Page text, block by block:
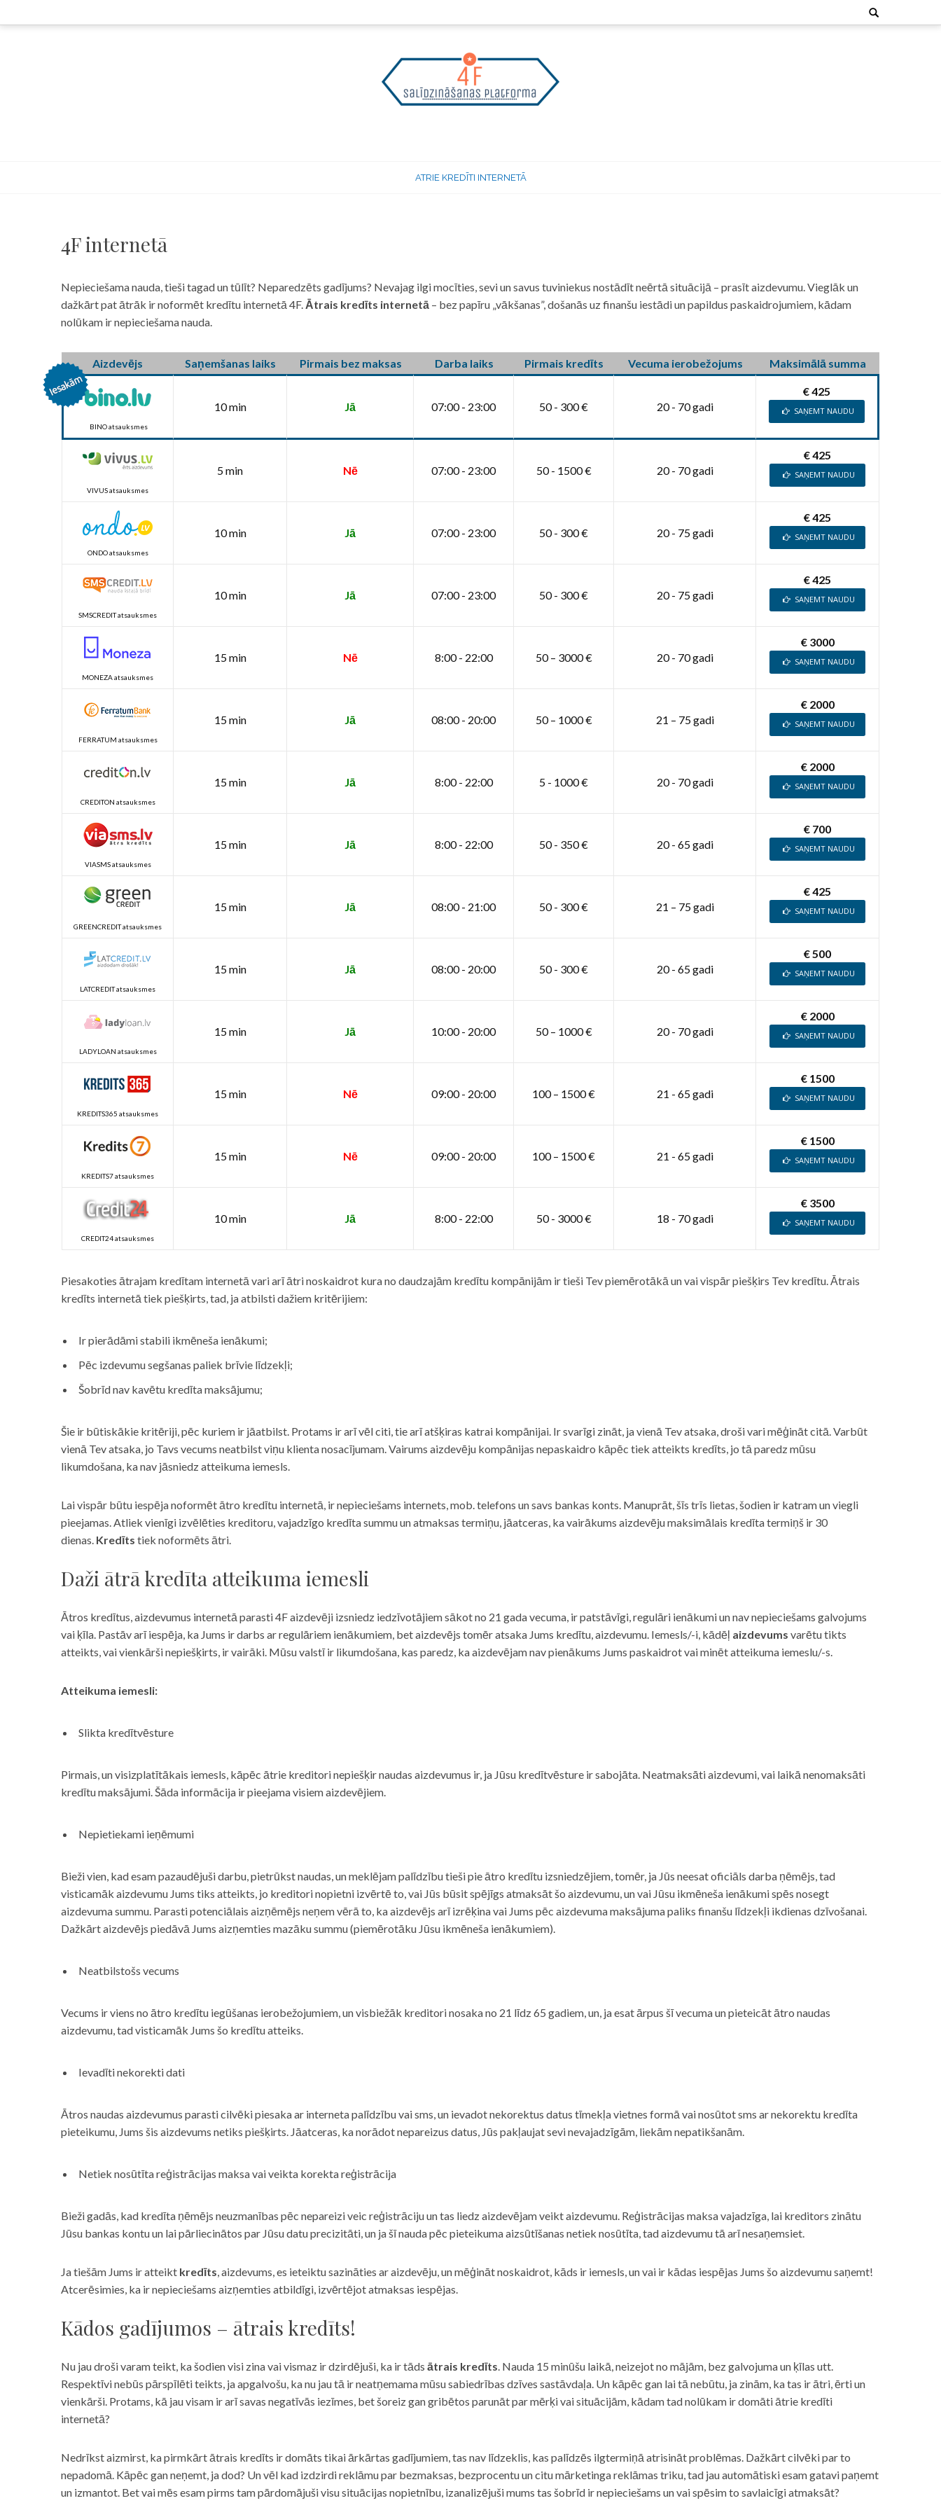
to
Search
for:
ATRIE KREDĪTI INTERNETĀ
4F internetā
Nepieciešama nauda, tieši tagad un tūlīt? Neparedzēts gadījums? Nevajag ilgi mocīties, sevi un savus tuviniekus nostādīt neērtā situācijā – prasīt aizdevumu. Vieglāk un
dažkārt pat ātrāk ir noformēt kredītu internetā 4F. Ātrais kredīts internetā – bez papīru „vākšanas”, došanās uz finanšu iestādi un papildus paskaidrojumiem, kādam
nolūkam ir nepieciešama nauda.
Aizdevējs Saņemšanas laiks Pirmais bez maksas Darba laiks Pirmais kredīts Vecuma ierobežojums Maksimālā summa
BINO atsauksmes
10 min Jā 07:00 - 23:00 50 - 300 € 20 - 70 gadi
€ 425
SAŅEMT NAUDU
VIVUS atsauksmes
5 min Nē 07:00 - 23:00 50 - 1500 € 20 - 70 gadi
€ 425
SAŅEMT NAUDU
ONDO atsauksmes
10 min Jā 07:00 - 23:00 50 - 300 € 20 - 75 gadi
€ 425
SAŅEMT NAUDU
SMSCREDIT atsauksmes
10 min Jā 07:00 - 23:00 50 - 300 € 20 - 75 gadi
€ 425
SAŅEMT NAUDU
MONEZA atsauksmes
15 min Nē 8:00 - 22:00 50 – 3000 € 20 - 70 gadi
€ 3000
SAŅEMT NAUDU
FERRATUM atsauksmes
15 min Jā 08:00 - 20:00 50 – 1000 € 21 – 75 gadi
€ 2000
SAŅEMT NAUDU
CREDITON atsauksmes
15 min Jā 8:00 - 22:00 5 - 1000 € 20 - 70 gadi
€ 2000
SAŅEMT NAUDU
VIASMS atsauksmes
15 min Jā 8:00 - 22:00 50 - 350 € 20 - 65 gadi
€ 700
SAŅEMT NAUDU
GREENCREDIT atsauksmes
15 min Jā 08:00 - 21:00 50 - 300 € 21 – 75 gadi
€ 425
SAŅEMT NAUDU
LATCREDIT atsauksmes
15 min Jā 08:00 - 20:00 50 - 300 € 20 - 65 gadi
€ 500
SAŅEMT NAUDU
LADYLOAN atsauksmes
15 min Jā 10:00 - 20:00 50 – 1000 € 20 - 70 gadi
€ 2000
SAŅEMT NAUDU
KREDITS365 atsauksmes
15 min Nē 09:00 - 20:00 100 – 1500 € 21 - 65 gadi
€ 1500
SAŅEMT NAUDU
KREDITS7 atsauksmes
15 min Nē 09:00 - 20:00 100 – 1500 € 21 - 65 gadi
€ 1500
SAŅEMT NAUDU
CREDIT24 atsauksmes
10 min Jā 8:00 - 22:00 50 - 3000 € 18 - 70 gadi
€ 3500
SAŅEMT NAUDU
Piesakoties ātrajam kredītam internetā vari arī ātri noskaidrot kura no daudzajām kredītu kompānijām ir tieši Tev piemērotākā un vai vispār piešķirs Tev kredītu. Ātrais
kredīts internetā tiek piešķirts, tad, ja atbilsti dažiem kritērijiem:
Ir pierādāmi stabili ikmēneša ienākumi;
Pēc izdevumu segšanas paliek brīvie līdzekļi;
Šobrīd nav kavētu kredīta maksājumu;
Šie ir būtiskākie kritēriji, pēc kuriem ir jāatbilst. Protams ir arī vēl citi, tie arī atšķiras katrai kompānijai. Ir svarīgi zināt, ja vienā Tev atsaka, droši vari mēģināt citā. Varbūt
vienā Tev atsaka, jo Tavs vecums neatbilst viņu klienta nosacījumam. Vairums aizdevēju kompānijas nepaskaidro kāpēc tiek atteikts kredīts, jo tā paredz mūsu
likumdošana, ka nav jāsniedz atteikuma iemesls.
Lai vispār būtu iespēja noformēt ātro kredītu internetā, ir nepieciešams internets, mob. telefons un savs bankas konts. Manuprāt, šīs trīs lietas, šodien ir katram un viegli
pieejamas. Atliek vienīgi izvēlēties kreditoru, vajadzīgo kredīta summu un atmaksas termiņu, jāatceras, ka vairākums aizdevēju maksimālais kredīta termiņš ir 30
dienas. Kredīts tiek noformēts ātri.
Daži ātrā kredīta atteikuma iemesli
Ātros kredītus, aizdevumus internetā parasti 4F aizdevēji izsniedz iedzīvotājiem sākot no 21 gada vecuma, ir patstāvīgi, regulāri ienākumi un nav nepieciešams galvojums
vai ķīla. Pastāv arī iespēja, ka Jums ir darbs ar regulāriem ienākumiem, bet aizdevējs tomēr atsaka Jums kredītu, aizdevumu. Iemesls/-i, kādēļ aizdevums varētu tikts
atteikts, vai vienkārši nepiešķirts, ir vairāki. Mūsu valstī ir likumdošana, kas paredz, ka aizdevējam nav pienākums Jums paskaidrot vai minēt atteikuma iemeslu/-s.
Atteikuma iemesli:
Slikta kredītvēsture
Pirmais, un visizplatītākais iemesls, kāpēc ātrie kreditori nepiešķir naudas aizdevumus ir, ja Jūsu kredītvēsture ir sabojāta. Neatmaksāti aizdevumi, vai laikā nenomaksāti
kredītu maksājumi. Šāda informācija ir pieejama visiem aizdevējiem.
Nepietiekami ieņēmumi
Bieži vien, kad esam pazaudējuši darbu, pietrūkst naudas, un meklējam palīdzību tieši pie ātro kredītu izsniedzējiem, tomēr, ja Jūs neesat oficiāls darba ņēmējs, tad
visticamāk aizdevumu Jums tiks atteikts, jo kreditori nopietni izvērtē to, vai Jūs būsit spējīgs atmaksāt šo aizdevumu, un vai Jūsu ikmēneša ienākumi spēs nosegt
aizdevuma summu. Parasti potenciālais aizņēmējs neņem vērā to, ka aizdevējs arī izrēķina vai Jums pēc aizdevuma maksājuma paliks finanšu līdzekļi ikdienas dzīvošanai.
Dažkārt aizdevējs piedāvā Jums aizņemties mazāku summu (piemērotāku Jūsu ikmēneša ienākumiem).
Neatbilstošs vecums
Vecums ir viens no ātro kredītu iegūšanas ierobežojumiem, un visbiežāk kreditori nosaka no 21 līdz 65 gadiem, un, ja esat ārpus šī vecuma un pieteicāt ātro naudas
aizdevumu, tad visticamāk Jums šo kredītu atteiks.
Ievadīti nekorekti dati
Ātros naudas aizdevumus parasti cilvēki piesaka ar interneta palīdzību vai sms, un ievadot nekorektus datus tīmekļa vietnes formā vai nosūtot sms ar nekorektu kredīta
pieteikumu, Jums šis aizdevums netiks piešķirts. Jāatceras, ka norādot nepareizus datus, Jūs pakļaujat sevi nevajadzīgām, liekām nepatikšanām.
Netiek nosūtīta reģistrācijas maksa vai veikta korekta reģistrācija
Bieži gadās, kad kredīta ņēmējs neuzmanības pēc nepareizi veic reģistrāciju un tas liedz aizdevējam veikt aizdevumu. Reģistrācijas maksa vajadzīga, lai kreditors zinātu
Jūsu bankas kontu un lai pārliecinātos par Jūsu datu precizitāti, un ja šī nauda pēc pieteikuma aizsūtīšanas netiek nosūtīta, tad aizdevumu tā arī nesaņemsiet.
Ja tiešām Jums ir atteikt kredīts, aizdevums, es ieteiktu sazināties ar aizdevēju, un mēģināt noskaidrot, kāds ir iemesls, un vai ir kādas iespējas Jums šo aizdevumu saņemt!
Atcerēsimies, ka ir nepieciešams aizņemties atbildīgi, izvērtējot atmaksas iespējas.
Kādos gadījumos – ātrais kredīts!
Nu jau droši varam teikt, ka šodien visi zina vai vismaz ir dzirdējuši, ka ir tāds ātrais kredīts. Nauda 15 minūšu laikā, neizejot no mājām, bez galvojuma un ķīlas utt.
Respektīvi nebūs pārspīlēti teikts, ja apgalvošu, ka nu jau tā ir neatņemama mūsu sabiedrības dzīves sastāvdaļa. Un kāpēc gan lai tā nebūtu, ja zinām, ka tas ir ātri, ērti un
vienkārši. Protams, kā jau visam ir arī savas negatīvās iezīmes, bet šoreiz gan gribētos parunāt par mērķi vai situācijām, kādam tad nolūkam ir domāti ātrie kredīti
internetā?
Nedrīkst aizmirst, ka pirmkārt ātrais kredīts ir domāts tikai ārkārtas gadījumiem, tas nav līdzeklis, kas palīdzēs ilgtermiņā atrisināt problēmas. Dažkārt cilvēki par to
nepadomā. Kāpēc gan neņemt, ja dod? Un vēl kad izdzirdi reklāmu par bezmaksas, bezprocentu un citu mārketinga reklāmas triku, tad jau automātiski esam gatavi paņemt
un izmantot. Bet vai mēs esam pirms tam pārdomājuši visu situācijas nopietnību, izanalizējuši mums tas šobrīd ir nepieciešams un vai spēsim to savlaicīgi atmaksāt?